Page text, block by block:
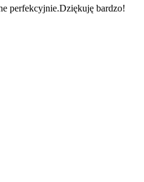
perfekcyjnie.Dziękuję bardzo!